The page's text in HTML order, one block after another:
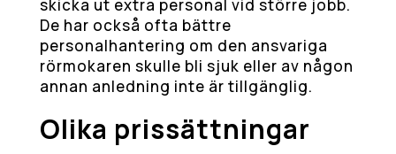
skicka ut extra personal vid större jobb.
De har också ofta bättre
personalhantering om den ansvariga
rörmokaren skulle bli sjuk eller av någon
annan anledning inte är tillgänglig.
Olika prissättningar